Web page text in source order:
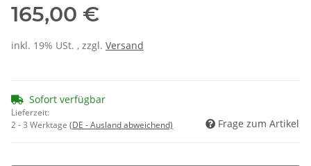
165,00 €
inkl. 19% USt. , zzgl. Versand
Sofort verfügbar
Lieferzeit:
2 - 3 Werktage (DE - Ausland abweichend) Frage zum Artikel